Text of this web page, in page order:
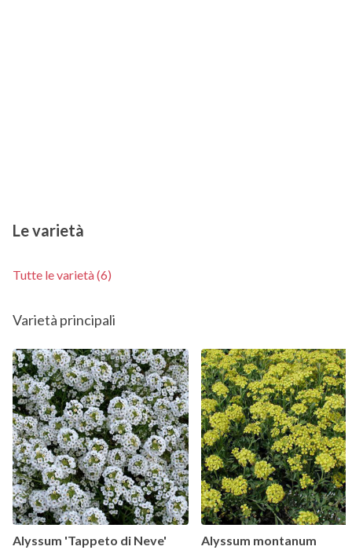
Le varietà
Tutte le varietà (6)
Varietà principali
Alyssum 'Tappeto di Neve'
Alyssum montanum